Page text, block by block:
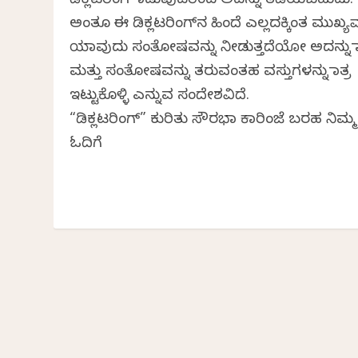
ಅಂತೂ ಈ ಡಿಕ್ಲಟರಿಂಗ್‌ನ ಹಿಂದೆ ಎಲ್ಲದಕ್ಕಿಂತ
ಯಾವುದು ಸಂತೋಷವನ್ನು ನೀಡುತ್ತದೆಯೋ ಅದನ್ನು
ಮತ್ತು ಸಂತೋಷವನ್ನು ತರುವಂತಹ ವಸ್ತುಗಳನ್ನು ಮಾತ್ರ
ಇಟ್ಟುಕೊಳ್ಳಿ ಎನ್ನುವ ಸಂದೇಶವಿದೆ.
“ಡಿಕ್ಲಟರಿಂಗ್‌” ಕುರಿತು ಸೌರಭಾ ಕಾರಿಂಜೆ ಬರಹ ನಿಮ್ಮ
ಓದಿಗೆ